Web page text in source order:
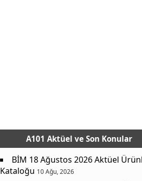
A101 Aktüel ve Son Konular
BİM 18 Ağustos 2026 Aktüel
Kataloğu 10 Ağu, 2026